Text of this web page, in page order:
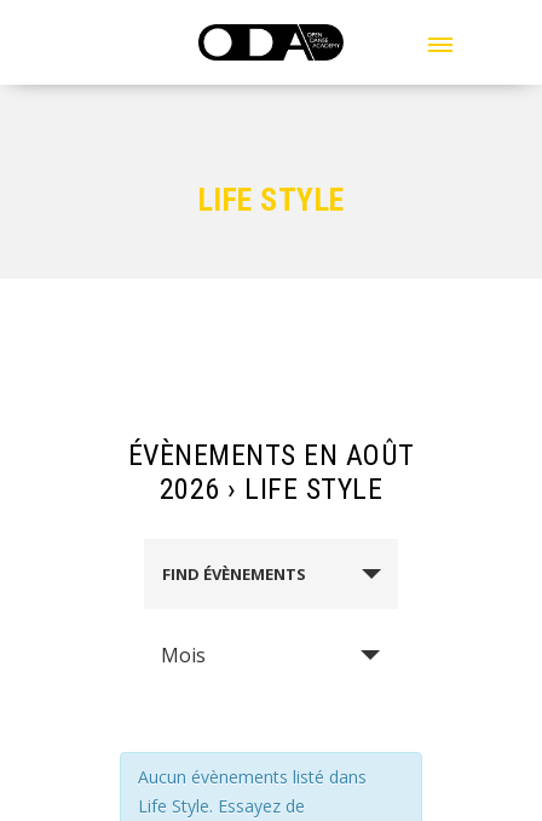
MENU
LIFE STYLE
ÉVÈNEMENTS EN AOÛT
2026 › LIFE STYLE
FIND ÉVÈNEMENTS
Mois
Aucun évènements listé dans
Life Style. Essayez de